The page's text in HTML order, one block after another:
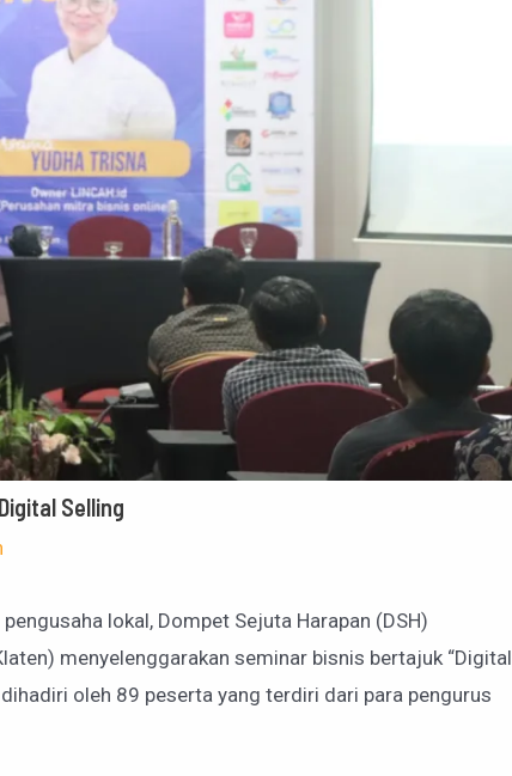
Selling
lokal, Dompet Sejuta Harapan (DSH)
menyelenggarakan seminar bisnis bertajuk “Digital
oleh 89 peserta yang terdiri dari para pengurus